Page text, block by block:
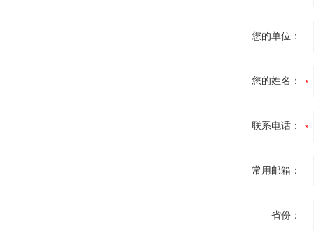
您的单位：
您的姓名：
联系电话：
常用邮箱：
省份：